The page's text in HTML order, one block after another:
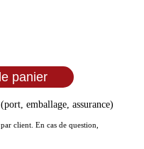
emballage, assurance)
client. En cas de question,